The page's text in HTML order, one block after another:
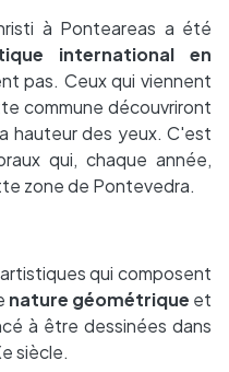
à Ponteareas a été
international en
pas. Ceux qui viennent
commune découvriront
hauteur des yeux. C'est
qui, chaque année,
zone de Pontevedra.
qui composent
nature géométrique et
à être dessinées dans
siècle.